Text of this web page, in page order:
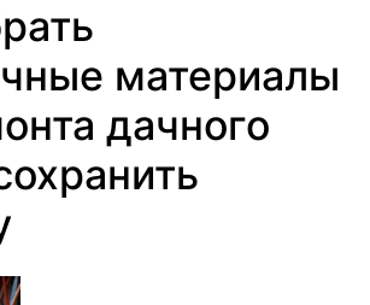
материалы
дачного